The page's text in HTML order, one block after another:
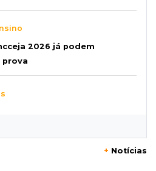
2026 já podem
prova
+ Notícias